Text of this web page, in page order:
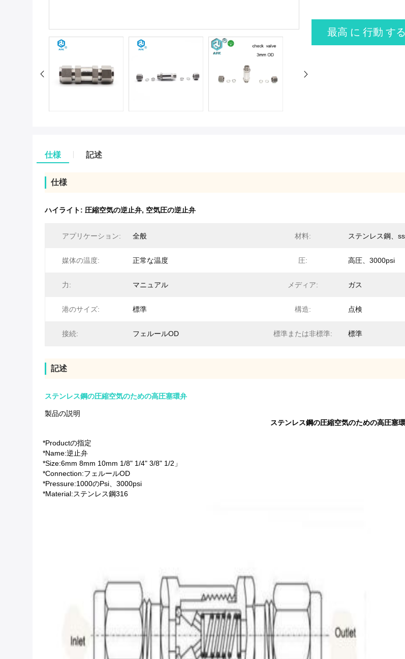
最高 に 行動 す
仕様 記述
仕様
ハイライト: 圧縮空気の逆止弁, 空気圧の逆止弁
アプリケーション: 全般 材料: ステンレス鋼、
媒体の温度: 正常な温度 圧: 高圧、3000psi
力: マニュアル メディア: ガス
港のサイズ: 標準 構造: 点検
接続: フェルールOD 標準または非標準: 標準
記述
ステンレス鋼の圧縮空気のための高圧塞環弁
製品の説明
ステンレス鋼の圧縮空気のための高圧塞
*Productの指定
*Name:逆止弁
*Size:6mm 8mm 10mm 1/8" 1/4" 3/8" 1/2」
*Connection:フェルールOD
*Pressure:1000のPsi、3000psi
*Material:ステンレス鋼316